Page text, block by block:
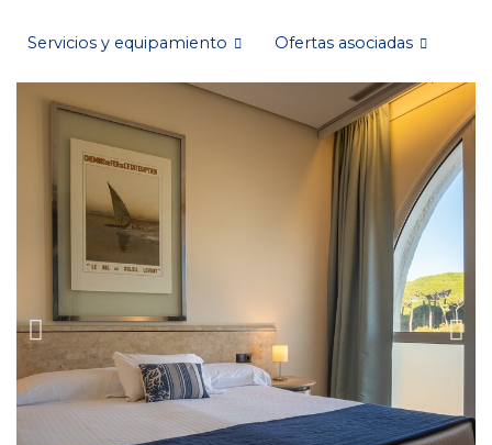
Servicios y equipamiento Ofertas asociadas